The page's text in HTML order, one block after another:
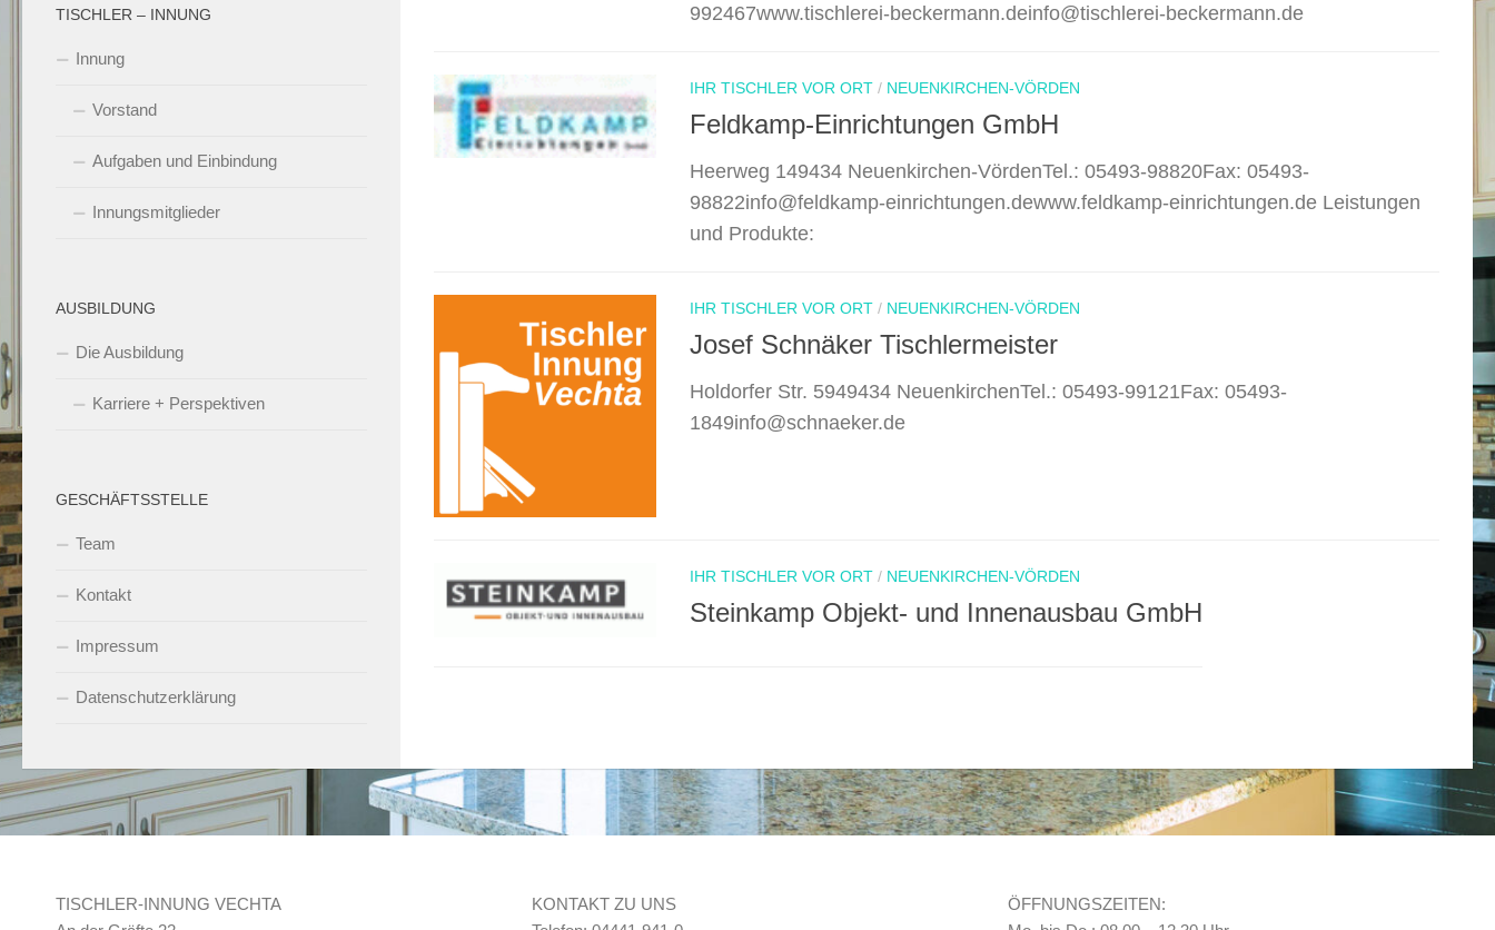
992467www.tischlerei-beckermann.deinfo@tischlerei-beckermann.de
IHR TISCHLER VOR ORT / NEUENKIRCHEN-VÖRDEN
Feldkamp-Einrichtungen GmbH
Heerweg 149434 Neuenkirchen-VördenTel.: 05493-98820Fax: 05493-
98822info@feldkamp-einrichtungen.dewww.feldkamp-einrichtungen.de Leistungen
und Produkte:
IHR TISCHLER VOR ORT / NEUENKIRCHEN-VÖRDEN
Josef Schnäker Tischlermeister
Holdorfer Str. 5949434 NeuenkirchenTel.: 05493-99121Fax: 05493-
1849info@schnaeker.de
IHR TISCHLER VOR ORT / NEUENKIRCHEN-VÖRDEN
Steinkamp Objekt- und Innenausbau GmbH
TISCHLER – INNUNG
Innung
Vorstand
Aufgaben und Einbindung
Innungsmitglieder
AUSBILDUNG
Die Ausbildung
Karriere + Perspektiven
GESCHÄFTSSTELLE
Team
Kontakt
Impressum
Datenschutzerklärung
TISCHLER-INNUNG VECHTA
KONTAKT ZU UNS
ÖFFNUNGSZEITEN: